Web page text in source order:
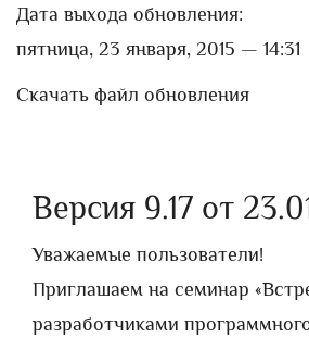
Дата выхода обновления:
пятница, 23 января, 2015 — 14:31
Скачать файл обновления
Версия 9.17 от
Уважаемые пользователи!
Приглашаем на семинар
разработчиками